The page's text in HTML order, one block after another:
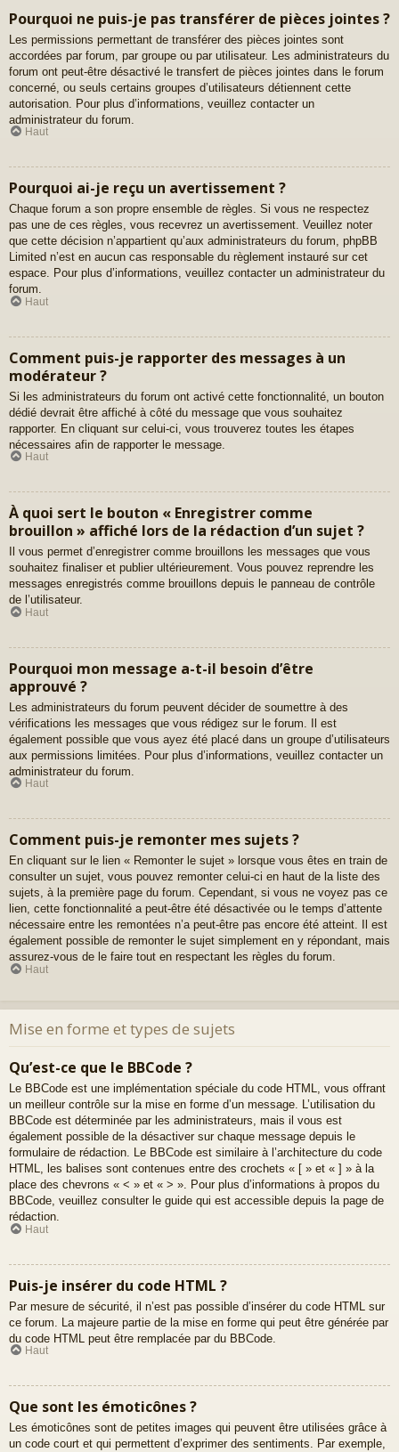
Pourquoi ne puis-je pas transférer de pièces jointes ?
Les permissions permettant de transférer des pièces jointes sont
accordées par forum, par groupe ou par utilisateur. Les administrateurs du
forum ont peut-être désactivé le transfert de pièces jointes dans le forum
concerné, ou seuls certains groupes d’utilisateurs détiennent cette
autorisation. Pour plus d’informations, veuillez contacter un
administrateur du forum.
Haut
Pourquoi ai-je reçu un avertissement ?
Chaque forum a son propre ensemble de règles. Si vous ne respectez
pas une de ces règles, vous recevrez un avertissement. Veuillez noter
que cette décision n’appartient qu’aux administrateurs du forum, phpBB
Limited n’est en aucun cas responsable du règlement instauré sur cet
espace. Pour plus d’informations, veuillez contacter un administrateur du
forum.
Haut
Comment puis-je rapporter des messages à un
modérateur ?
Si les administrateurs du forum ont activé cette fonctionnalité, un bouton
dédié devrait être affiché à côté du message que vous souhaitez
rapporter. En cliquant sur celui-ci, vous trouverez toutes les étapes
nécessaires afin de rapporter le message.
Haut
À quoi sert le bouton « Enregistrer comme
brouillon » affiché lors de la rédaction d’un sujet ?
Il vous permet d’enregistrer comme brouillons les messages que vous
souhaitez finaliser et publier ultérieurement. Vous pouvez reprendre les
messages enregistrés comme brouillons depuis le panneau de contrôle
de l’utilisateur.
Haut
Pourquoi mon message a-t-il besoin d’être
approuvé ?
Les administrateurs du forum peuvent décider de soumettre à des
vérifications les messages que vous rédigez sur le forum. Il est
également possible que vous ayez été placé dans un groupe d’utilisateurs
aux permissions limitées. Pour plus d’informations, veuillez contacter un
administrateur du forum.
Haut
Comment puis-je remonter mes sujets ?
En cliquant sur le lien « Remonter le sujet » lorsque vous êtes en train de
consulter un sujet, vous pouvez remonter celui-ci en haut de la liste des
sujets, à la première page du forum. Cependant, si vous ne voyez pas ce
lien, cette fonctionnalité a peut-être été désactivée ou le temps d’attente
nécessaire entre les remontées n’a peut-être pas encore été atteint. Il est
également possible de remonter le sujet simplement en y répondant, mais
assurez-vous de le faire tout en respectant les règles du forum.
Haut
Mise en forme et types de sujets
Qu’est-ce que le BBCode ?
Le BBCode est une implémentation spéciale du code HTML, vous offrant
un meilleur contrôle sur la mise en forme d’un message. L’utilisation du
BBCode est déterminée par les administrateurs, mais il vous est
également possible de la désactiver sur chaque message depuis le
formulaire de rédaction. Le BBCode est similaire à l’architecture du code
HTML, les balises sont contenues entre des crochets « [ » et « ] » à la
place des chevrons « < » et « > ». Pour plus d’informations à propos du
BBCode, veuillez consulter le guide qui est accessible depuis la page de
rédaction.
Haut
Puis-je insérer du code HTML ?
Par mesure de sécurité, il n’est pas possible d’insérer du code HTML sur
ce forum. La majeure partie de la mise en forme qui peut être générée par
du code HTML peut être remplacée par du BBCode.
Haut
Que sont les émoticônes ?
Les émoticônes sont de petites images qui peuvent être utilisées grâce à
un code court et qui permettent d’exprimer des sentiments. Par exemple,